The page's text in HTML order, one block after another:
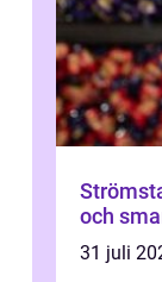
Strömstad godis
och
31 juli